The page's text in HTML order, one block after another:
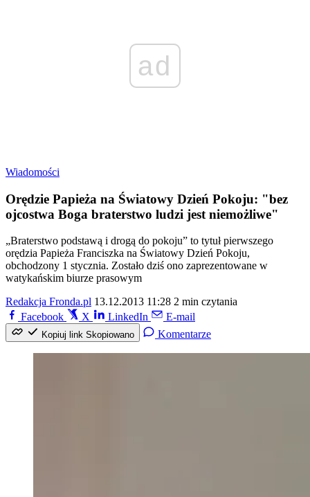
ad
Wiadomości
Orędzie Papieża na Światowy Dzień Pokoju: "bez
ojcostwa Boga braterstwo ludzi jest niemożliwe"
„Braterstwo podstawą i drogą do pokoju” to tytuł pierwszego
orędzia Papieża Franciszka na Światowy Dzień Pokoju,
obchodzony 1 stycznia. Zostało dziś ono zaprezentowane w
watykańskim biurze prasowym
Redakcja Fronda.pl 13.12.2013 11:28 2 min czytania
Facebook
X LinkedIn E-mail
Kopiuj link Skopiowano Komentarze